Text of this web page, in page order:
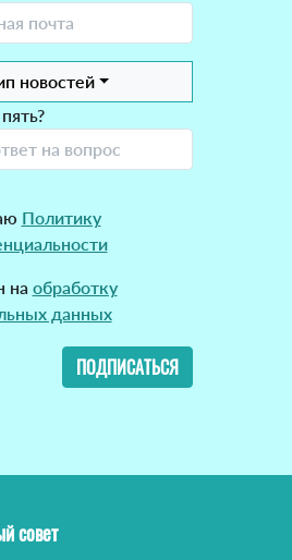
новостей
Политику
на обработку
данных
ПОДПИСАТЬСЯ
совет